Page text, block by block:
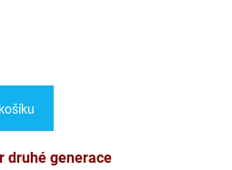
druhé generace